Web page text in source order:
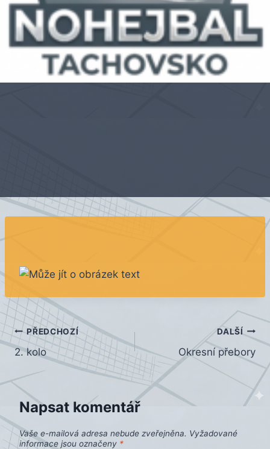
Navigace
pro
příspěvek
PŘEDCHOZÍ
2. kolo
DALŠÍ
Okresní přebory
Napsat komentář
Vaše e-mailová adresa nebude zveřejněna. Vyžadované
informace jsou označeny *